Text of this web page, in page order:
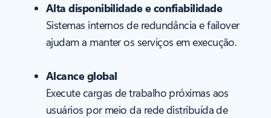
Alta disponibilidade e confiabilidade
Sistemas internos de redundância e failover
ajudam a manter os serviços em execução.
Alcance global
Execute cargas de trabalho próximas aos
usuários por meio da rede distribuída de